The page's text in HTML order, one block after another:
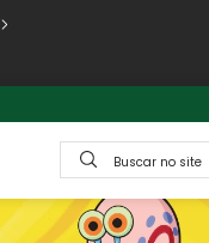
Buscar no site